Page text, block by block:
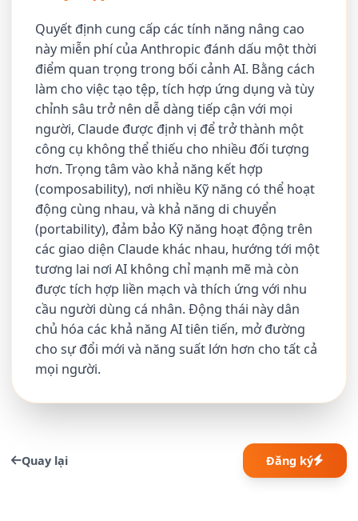
Quyết định cung cấp các tính năng nâng cao
này miễn phí của Anthropic đánh dấu một thời
điểm quan trọng trong bối cảnh AI. Bằng cách
làm cho việc tạo tệp, tích hợp ứng dụng và tùy
chỉnh sâu trở nên dễ dàng tiếp cận với mọi
người, Claude được định vị để trở thành một
công cụ không thể thiếu cho nhiều đối tượng
hơn. Trọng tâm vào khả năng kết hợp
(composability), nơi nhiều Kỹ năng có thể hoạt
động cùng nhau, và khả năng di chuyển
(portability), đảm bảo Kỹ năng hoạt động trên
các giao diện Claude khác nhau, hướng tới một
tương lai nơi AI không chỉ mạnh mẽ mà còn
được tích hợp liền mạch và thích ứng với nhu
cầu người dùng cá nhân. Động thái này dân
chủ hóa các khả năng AI tiên tiến, mở đường
cho sự đổi mới và năng suất lớn hơn cho tất cả
mọi người.
Quay lại Đăng ký